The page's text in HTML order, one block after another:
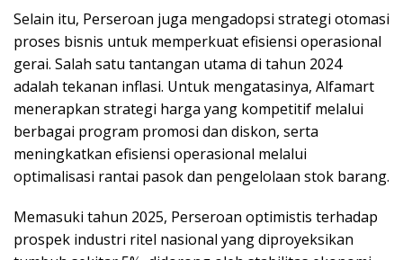
Selain itu, Perseroan juga mengadopsi strategi otomasi
proses bisnis untuk memperkuat efisiensi operasional
gerai. Salah satu tantangan utama di tahun 2024
adalah tekanan inflasi. Untuk mengatasinya, Alfamart
menerapkan strategi harga yang kompetitif melalui
berbagai program promosi dan diskon, serta
meningkatkan efisiensi operasional melalui
optimalisasi rantai pasok dan pengelolaan stok barang.
Memasuki tahun 2025, Perseroan optimistis terhadap
prospek industri ritel nasional yang diproyeksikan